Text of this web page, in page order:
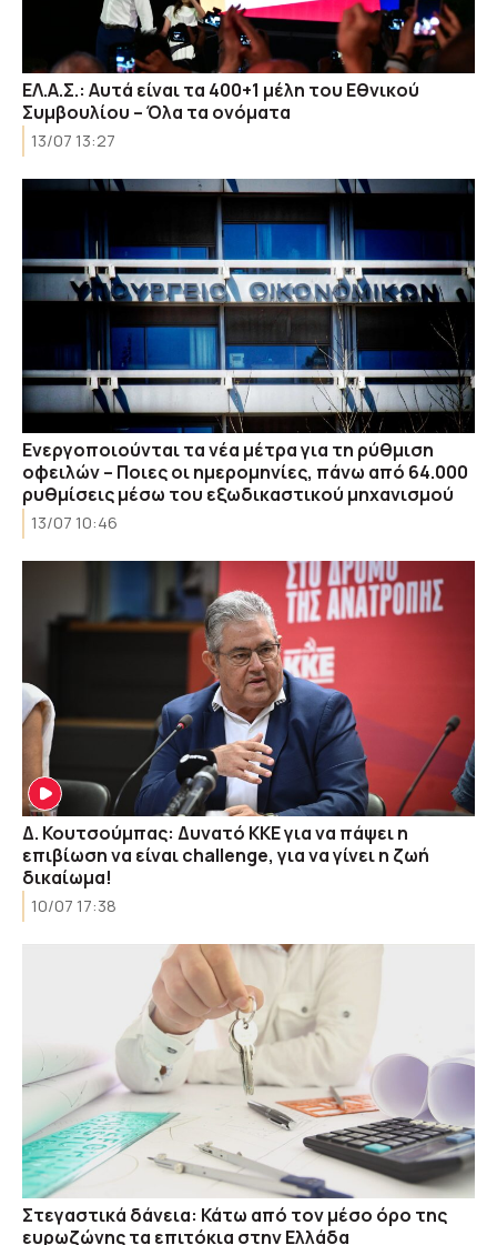
ΕΛ.Α.Σ.: Αυτά είναι τα 400+1 μέλη του Εθνικού
Συμβουλίου – Όλα τα ονόματα
13/07 13:27
Ενεργοποιούνται τα νέα μέτρα για τη ρύθμιση
οφειλών – Ποιες οι ημερομηνίες, πάνω από 64.000
ρυθμίσεις μέσω του εξωδικαστικού μηχανισμού
13/07 10:46
Δ. Κουτσούμπας: Δυνατό ΚΚΕ για να πάψει η
επιβίωση να είναι challenge, για να γίνει η ζωή
δικαίωμα!
10/07 17:38
Στεγαστικά δάνεια: Κάτω από τον μέσο όρο της
ευρωζώνης τα επιτόκια στην Ελλάδα